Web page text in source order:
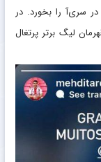
در سری‌آ را بخورد. در
پورتو ۳ بار متوالی قهرمان لیگ برتر پرتغال